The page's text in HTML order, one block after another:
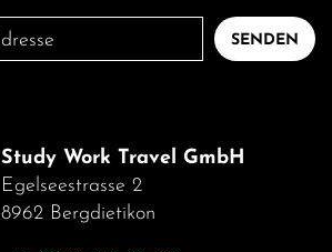
SENDEN
Study Work Travel GmbH
Egelseestrasse 2
8962 Bergdietikon